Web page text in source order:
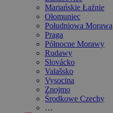
Mariańskie Łaźnie
Ołomuniec
Południowa Morawa
Praga
Północne Morawy
Rudawy
Slovácko
Valašsko
Vysocina
Znojmo
Środkowe Czechy
…